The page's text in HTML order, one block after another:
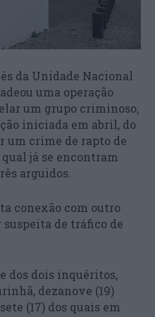
da Unidade Nacional
uma operação
um grupo criminoso,
iniciada em abril, do
um crime de rapto de
já se encontram
arguidos.
conexão com outro
suspeita de tráfico de
dos dois inquéritos,
dezanove (19)
(17) dos quais em